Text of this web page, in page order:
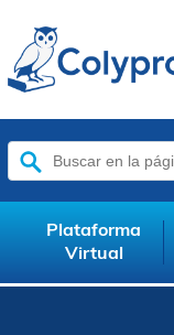
Buscar:
Plataforma
Virtual